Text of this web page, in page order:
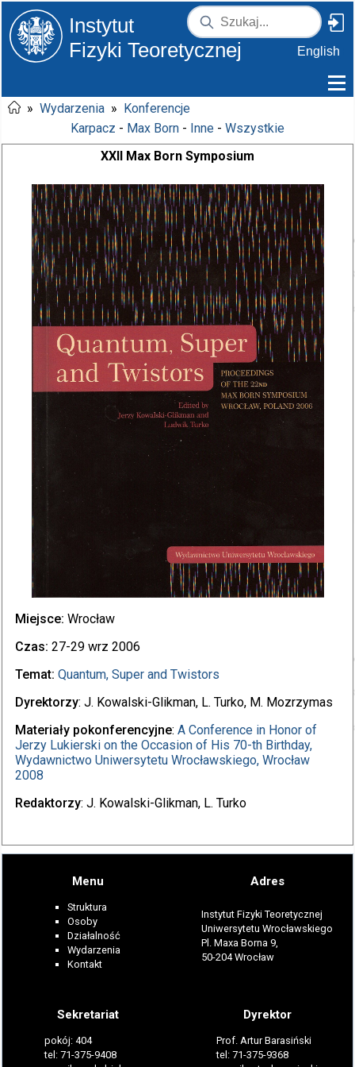
Instytut
Fizyki Teoretycznej
English
» Wydarzenia » Konferencje
Karpacz - Max Born - Inne - Wszystkie
XXII Max Born Symposium
Miejsce: Wrocław
Czas: 27-29 wrz 2006
Temat: Quantum, Super and Twistors
Dyrektorzy: J. Kowalski-Glikman, L. Turko, M. Mozrzymas
Materiały pokonferencyjne: A Conference in Honor of
Jerzy Lukierski on the Occasion of His 70-th Birthday,
Wydawnictwo Uniwersytetu Wrocławskiego, Wrocław
2008
Redaktorzy: J. Kowalski-Glikman, L. Turko
Menu
Struktura
Osoby
Działalność
Wydarzenia
Kontakt
Adres
Instytut Fizyki Teoretycznej
Uniwersytetu Wrocławskiego
Pl. Maxa Borna 9,
50-204 Wrocław
Sekretariat
pokój: 404
tel: 71-375-9408
Dyrektor
Prof. Artur Barasiński
tel: 71-375-9368